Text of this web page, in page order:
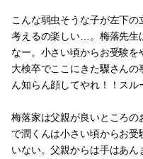
こんな弱虫そうな子が左下
考えるの楽しい…。梅落先生
なー。小さい頃からお受験
大検卒でここにきた驟さん
ん知らん顔してやれ！！スル
梅落家は父親が良いところ
で潤くんは小さい頃からお
いない。父親からは手はあん